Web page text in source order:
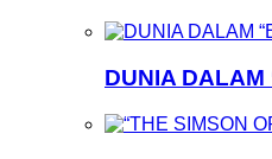
DUNIA DALAM